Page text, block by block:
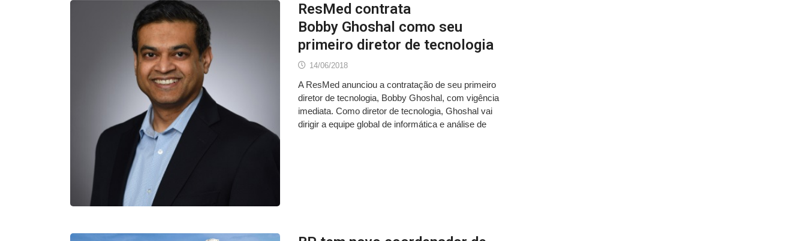
ResMed contrata
Bobby Ghoshal como seu
primeiro diretor de tecnologia
14/06/2018
A ResMed anunciou a contratação de seu primeiro
diretor de tecnologia, Bobby Ghoshal, com vigência
imediata. Como diretor de tecnologia, Ghoshal vai
dirigir a equipe global de informática e análise de